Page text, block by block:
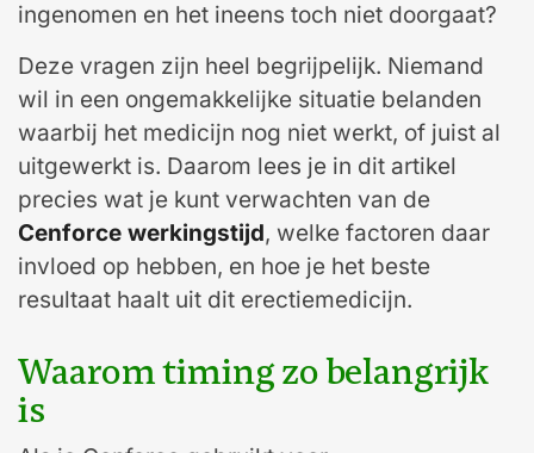
ingenomen en het ineens toch niet doorgaat?
Deze vragen zijn heel begrijpelijk. Niemand
wil in een ongemakkelijke situatie belanden
waarbij het medicijn nog niet werkt, of juist al
uitgewerkt is. Daarom lees je in dit artikel
precies wat je kunt verwachten van de
Cenforce werkingstijd, welke factoren daar
invloed op hebben, en hoe je het beste
resultaat haalt uit dit erectiemedicijn.
Waarom timing zo belangrijk
is